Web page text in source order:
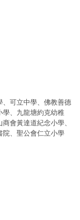
可立中學、佛教善德
、九龍塘約克幼稚
會黃達道紀念小學、
、聖公會仁立小學